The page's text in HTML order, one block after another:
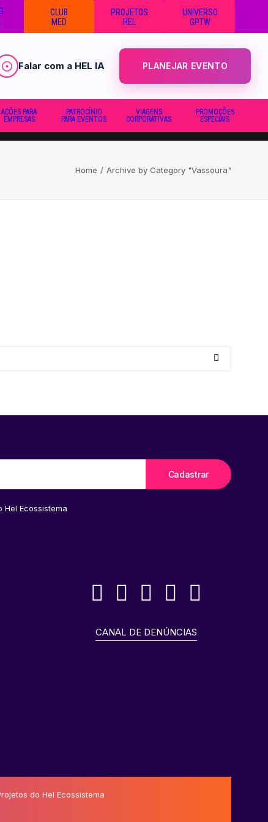
CLUB
MED
PROJETOS
HEL
UNIVERSO
GPTW
Falar com a HEL IA PLANEJAR EVENTO
AÇÕES PARA
EMPRESAS
PATROCÍNIO
PARA EVENTOS
VIAGENS
CORPORATIVAS
PROMOÇÕES
ESPECIAIS
Home Archive by Category "Vassoura"
Ecossistema
CANAL DE DENÚNCIAS
do Hel Ecossistema